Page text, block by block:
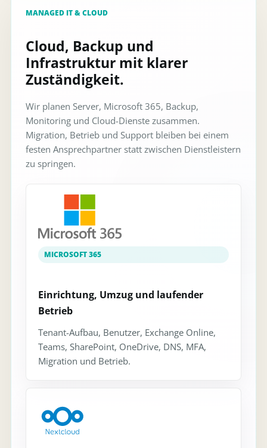
MANAGED IT & CLOUD
Cloud, Backup und
Infrastruktur mit klarer
Zuständigkeit.
Wir planen Server, Microsoft 365, Backup,
Monitoring und Cloud-Dienste zusammen.
Migration, Betrieb und Support bleiben bei einem
festen Ansprechpartner statt zwischen Dienstleistern
zu springen.
MICROSOFT 365
Einrichtung, Umzug und laufender
Betrieb
Tenant-Aufbau, Benutzer, Exchange Online,
Teams, SharePoint, OneDrive, DNS, MFA,
Migration und Betrieb.